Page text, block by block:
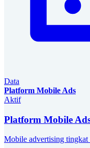
Data
Platform Mobile Ads
Aktif
Platform Mobile
Mobile advertising tingkat